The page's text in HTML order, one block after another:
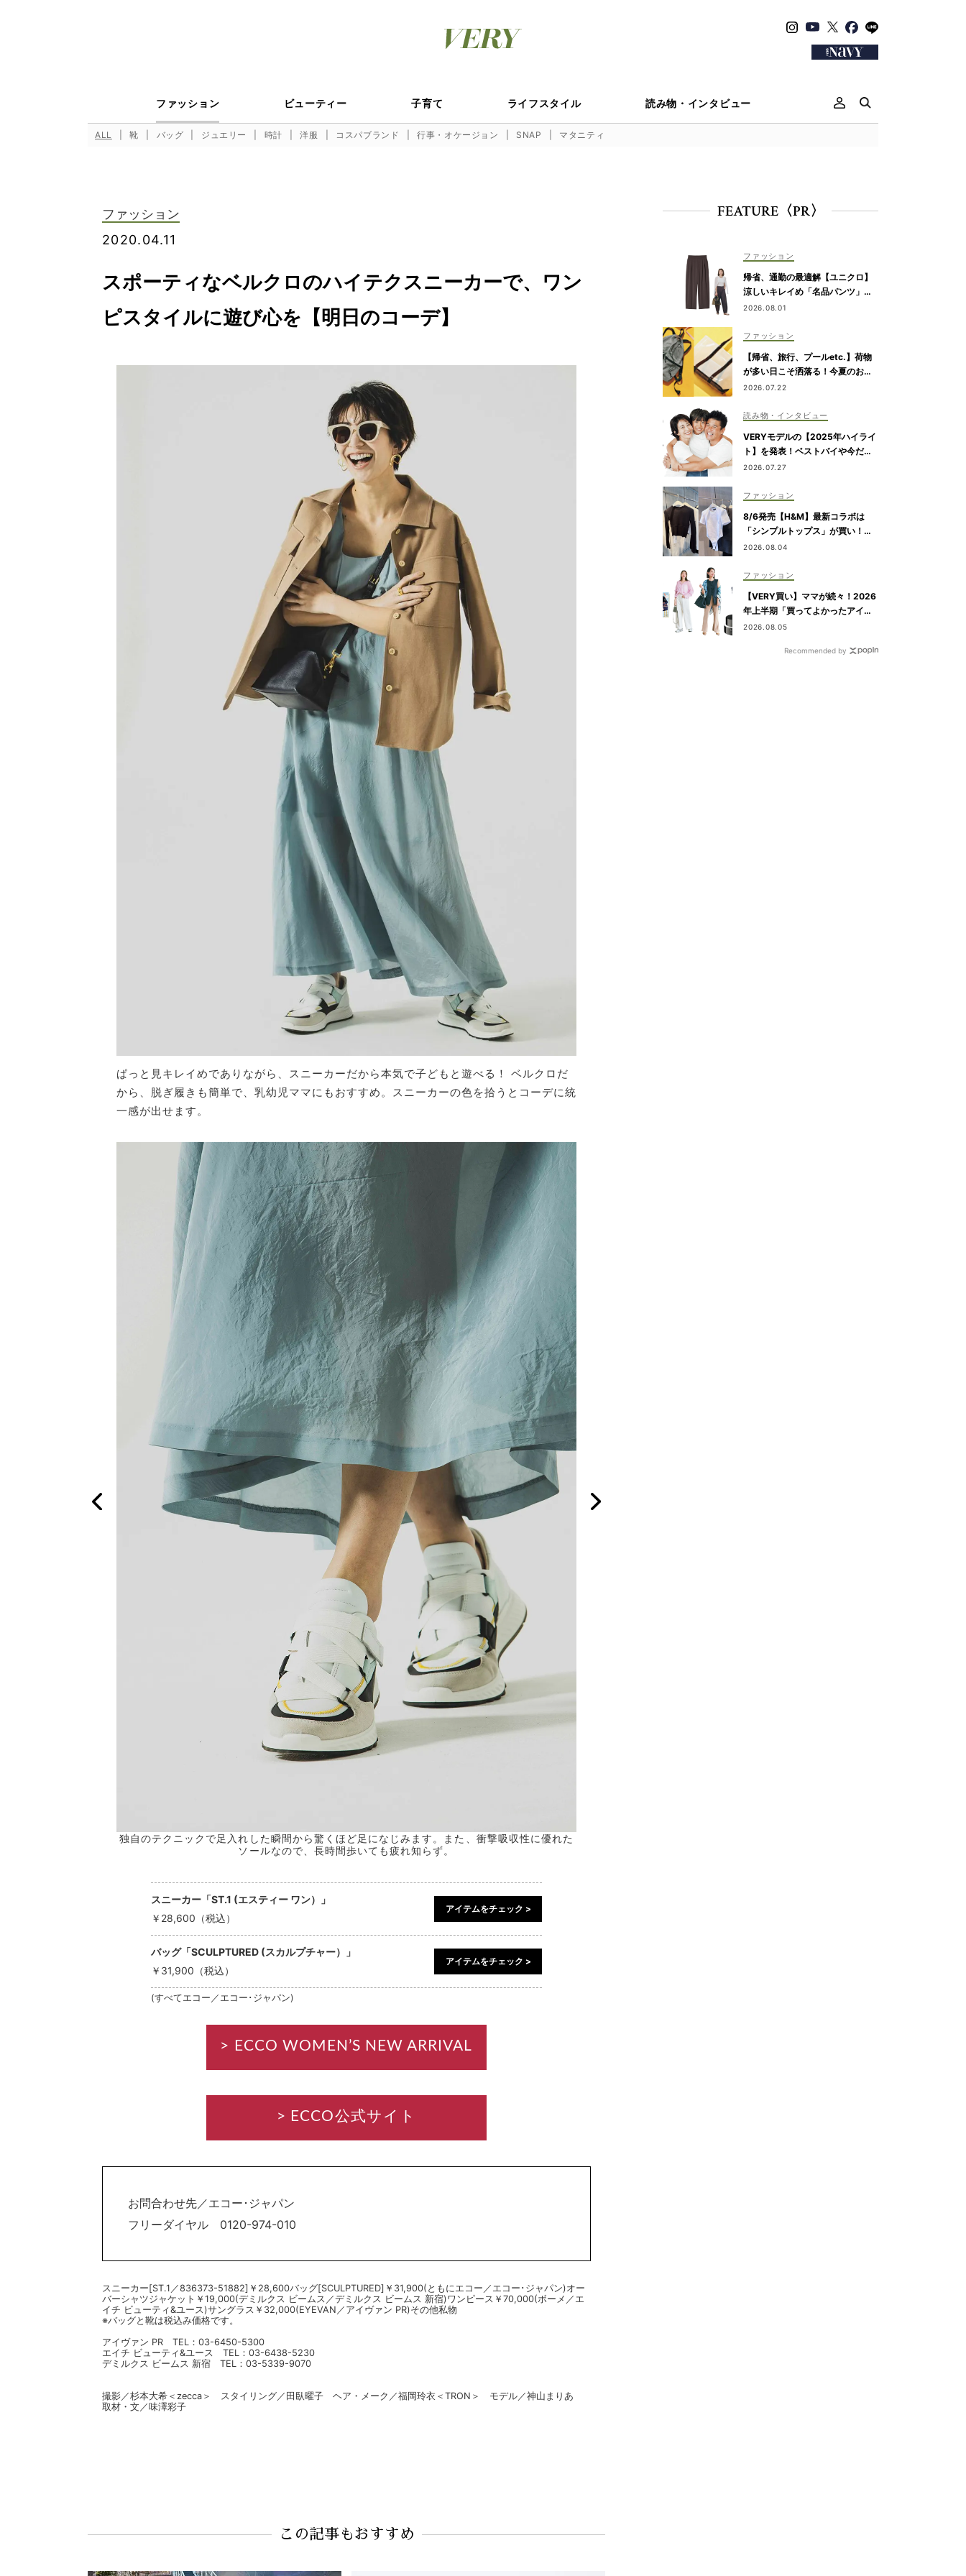
ファッション ビューティー 子育て ライフスタイル 読み物・インタビュー
ALL 靴 バッグ ジュエリー 時計 洋服 コスパブランド 行事・オケージョン SNAP マタニティ
ファッション
2020.04.11
スポーティなベルクロのハイテクスニーカーで、ワン
ピスタイルに遊び心を【明日のコーデ】
ぱっと見キレイめでありながら、スニーカーだから本気で子どもと遊べる！ ベルクロだ
から、脱ぎ履きも簡単で、乳幼児ママにもおすすめ。スニーカーの色を拾うとコーデに統
一感が出せます。
独自のテクニックで足入れした瞬間から驚くほど足になじみます。また、衝撃吸収性に優れた
ソールなので、長時間歩いても疲れ知らず。
スニーカー「ST.1 (エスティー ワン）」
￥28,600（税込）
アイテムをチェック >
バッグ「SCULPTURED (スカルプチャー）」
￥31,900（税込）
アイテムをチェック >
(すべてエコー／エコー･ジャパン)
> ECCO WOMEN’S NEW ARRIVAL
> ECCO公式サイト
お問合わせ先／エコー･ジャパン
フリーダイヤル 0120-974-010
スニーカー[ST.1／836373-51882]￥28,600バッグ[SCULPTURED]￥31,900(ともにエコー／エコー･ジャパン)オー
バーシャツジャケット￥19,000(デミルクス ビームス／デミルクス ビームス 新宿)ワンピース￥70,000(ボーメ／エ
イチ ビューティ&ユース)サングラス￥32,000(EYEVAN／アイヴァン PR)その他私物
※バッグと靴は税込み価格です。
アイヴァン PR TEL：03-6450-5300
エイチ ビューティ&ユース TEL：03-6438-5230
デミルクス ビームス 新宿 TEL：03-5339-9070
撮影／杉本大希＜zecca＞ スタイリング／田臥曜子 ヘア・メーク／福岡玲衣＜TRON＞ モデル／神山まりあ
取材・文／味澤彩子
この記事もおすすめ
FEATURE〈PR〉
ファッション
帰省、通勤の最適解【ユニクロ】
涼しいキレイめ「名品パンツ」は
ブラウンが使える！
2026.08.01
ファッション
【帰省、旅行、プールetc.】荷物
が多い日こそ洒落る！今夏のお出
かけ名品「トート＆リュック」５
2026.07.22
読み物・インタビュー
VERYモデルの【2025年ハイライ
ト】を発表！ベストバイや今だか
ら言える事件簿も大公開
2026.07.27
ファッション
8/6発売【H&M】最新コラボは
「シンプルトップス」が買い！黒
パンツ合わせも即サマ見え
2026.08.04
ファッション
【VERY買い】ママが続々！2026
年上半期「買ってよかったアイテ
ム」を発表
2026.08.05
Recommended by